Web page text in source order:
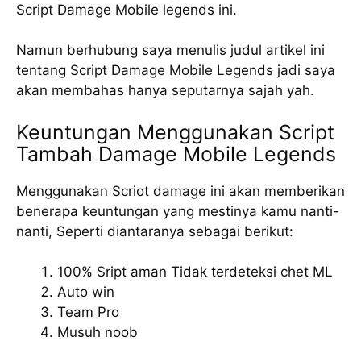
Script Damage Mobile legends ini.
Namun berhubung saya menulis judul artikel ini
tentang Script Damage Mobile Legends jadi saya
akan membahas hanya seputarnya sajah yah.
Keuntungan Menggunakan Script
Tambah Damage Mobile Legends
Menggunakan Scriot damage ini akan memberikan
benerapa keuntungan yang mestinya kamu nanti-
nanti, Seperti diantaranya sebagai berikut:
100% Sript aman Tidak terdeteksi chet ML
Auto win
Team Pro
Musuh noob